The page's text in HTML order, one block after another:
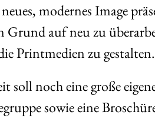
modernes Image
Grund auf neu zu
Printmedien zu gestalten.
soll noch eine große
sowie eine